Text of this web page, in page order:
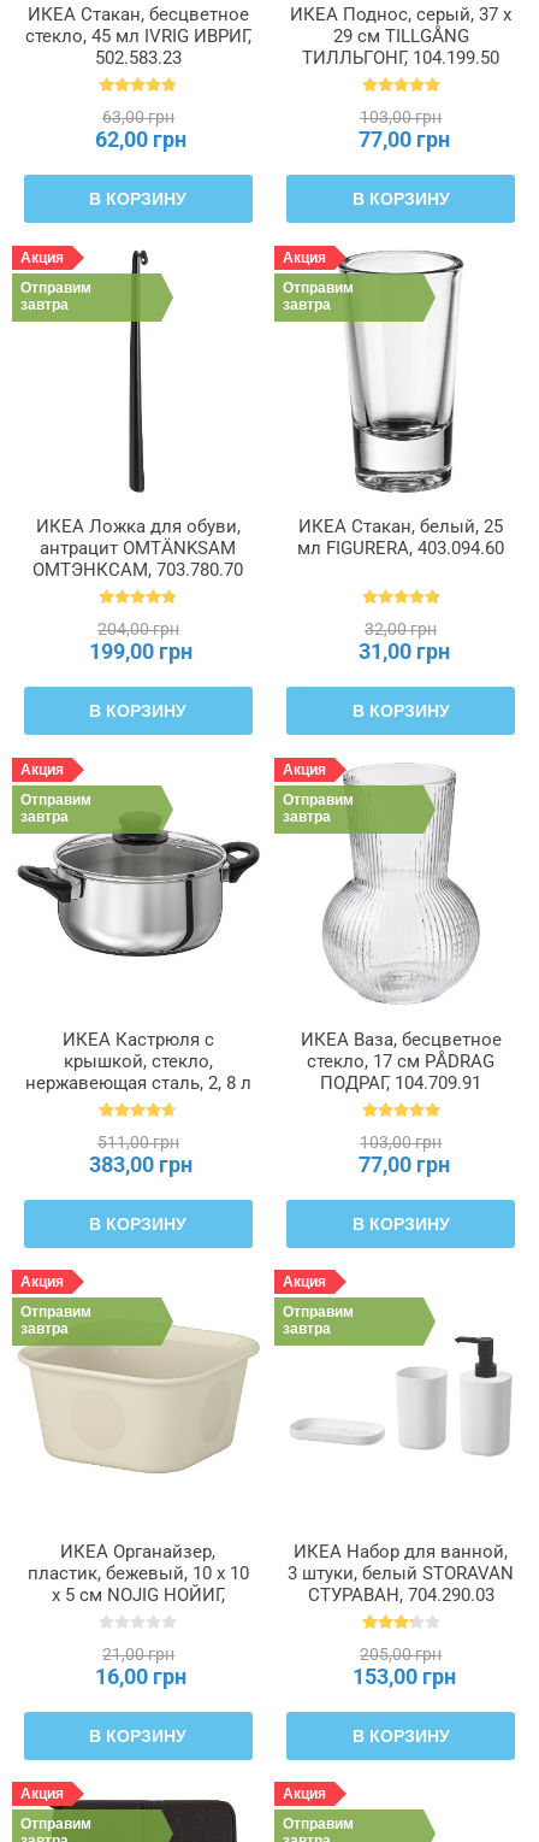
ИКЕА Стакан, бесцветное
стекло, 45 мл IVRIG ИВРИГ,
502.583.23
63,00 грн
62,00 грн
В КОРЗИНУ
ИКЕА Поднос, серый, 37 x
29 см TILLGÅNG
ТИЛЛЬГОНГ, 104.199.50
103,00 грн
77,00 грн
В КОРЗИНУ
Акция
Отправим
завтра
ИКЕА Ложка для обуви,
антрацит OMTÄNKSAM
ОМТЭНКСАМ, 703.780.70
204,00 грн
199,00 грн
В КОРЗИНУ
Акция
Отправим
завтра
ИКЕА Стакан, белый, 25
мл FIGURERA, 403.094.60
32,00 грн
31,00 грн
В КОРЗИНУ
Акция
Отправим
завтра
ИКЕА Кастрюля с
крышкой, стекло,
нержавеющая сталь, 2, 8 л
ANNONS АННОНС,
511,00 грн
383,00 грн
В КОРЗИНУ
Акция
Отправим
завтра
ИКЕА Ваза, бесцветное
стекло, 17 см PÅDRAG
ПОДРАГ, 104.709.91
103,00 грн
77,00 грн
В КОРЗИНУ
Акция
Отправим
завтра
ИКЕА Органайзер,
пластик, бежевый, 10 x 10
x 5 см NOJIG НОЙИГ,
604.770.37
21,00 грн
16,00 грн
В КОРЗИНУ
Акция
Отправим
завтра
ИКЕА Набор для ванной,
3 штуки, белый STORAVAN
СТУРАВАН, 704.290.03
205,00 грн
153,00 грн
В КОРЗИНУ
Акция
Отправим
Акция
Отправим